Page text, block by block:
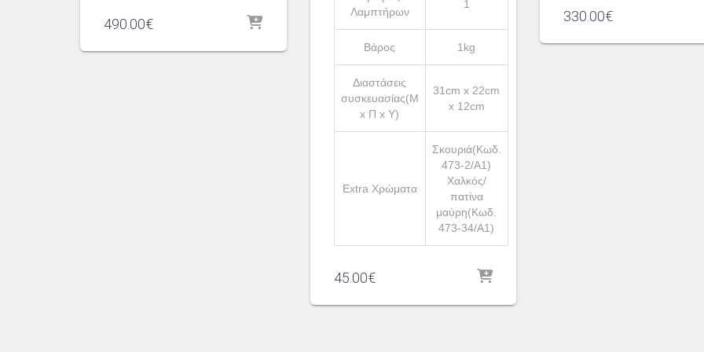
490.00€
Λαμπτήρων
1
Βάρος 1kg
Διαστάσεις
συσκευασίας(Μ
x Π x Υ)
31cm x 22cm
x 12cm
Extra Χρώματα
Σκουριά(Κωδ.
473-2/A1)
Χαλκός/
πατίνα
μαύρη(Κωδ.
473-34/A1)
45.00€
330.00€